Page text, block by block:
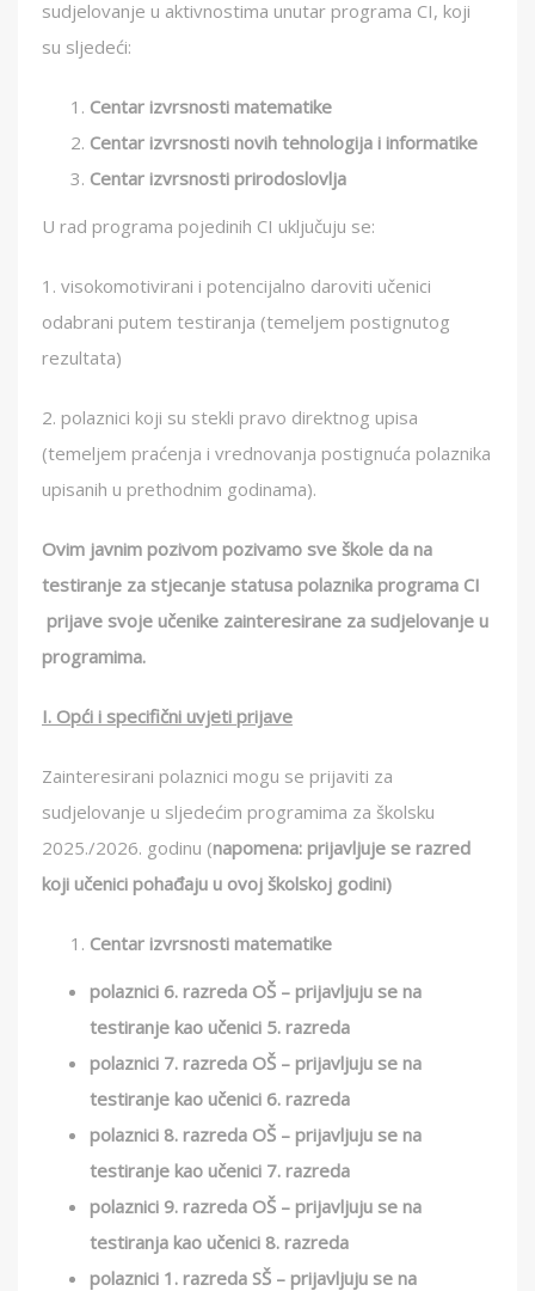
sudjelovanje u aktivnostima unutar programa CI, koji
su sljedeći:
Centar izvrsnosti matematike
Centar izvrsnosti novih tehnologija i informatike
Centar izvrsnosti prirodoslovlja
U rad programa pojedinih CI uključuju se:
1. visokomotivirani i potencijalno daroviti učenici
odabrani putem testiranja (temeljem postignutog
rezultata)
2. polaznici koji su stekli pravo direktnog upisa
(temeljem praćenja i vrednovanja postignuća polaznika
upisanih u prethodnim godinama).
Ovim javnim pozivom pozivamo sve škole da na
testiranje za stjecanje statusa polaznika programa CI
prijave svoje učenike zainteresirane za sudjelovanje u
programima.
I. Opći i specifični uvjeti prijave
Zainteresirani polaznici mogu se prijaviti za
sudjelovanje u sljedećim programima za školsku
2025./2026. godinu (napomena: prijavljuje se razred
koji učenici pohađaju u ovoj školskoj godini)
Centar izvrsnosti matematike
polaznici 6. razreda OŠ – prijavljuju se na
testiranje kao učenici 5. razreda
polaznici 7. razreda OŠ – prijavljuju se na
testiranje kao učenici 6. razreda
polaznici 8. razreda OŠ – prijavljuju se na
testiranje kao učenici 7. razreda
polaznici 9. razreda OŠ – prijavljuju se na
testiranja kao učenici 8. razreda
polaznici 1. razreda SŠ – prijavljuju se na